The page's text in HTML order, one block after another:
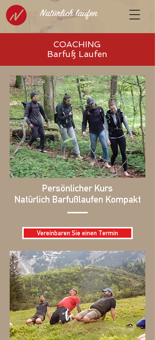
Natürlich laufen
COACHING
Barfuß Laufen
Persönlicher Kurs
Natürlich Barfußlaufen Kompakt
Vereinbaren Sie einen Termin